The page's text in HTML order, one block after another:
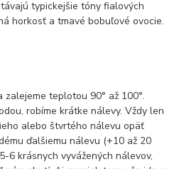
typickejšie tóny fialových
horkosť a tmavé bobuľové ovocie.
zalejeme teplotou 90° až 100°.
robíme krátke nálevy. Vždy len
alebo štvrtého nálevu opäť
ďalšiemu nálevu (+10 až 20
6 krásnych vyvážených nálevov,